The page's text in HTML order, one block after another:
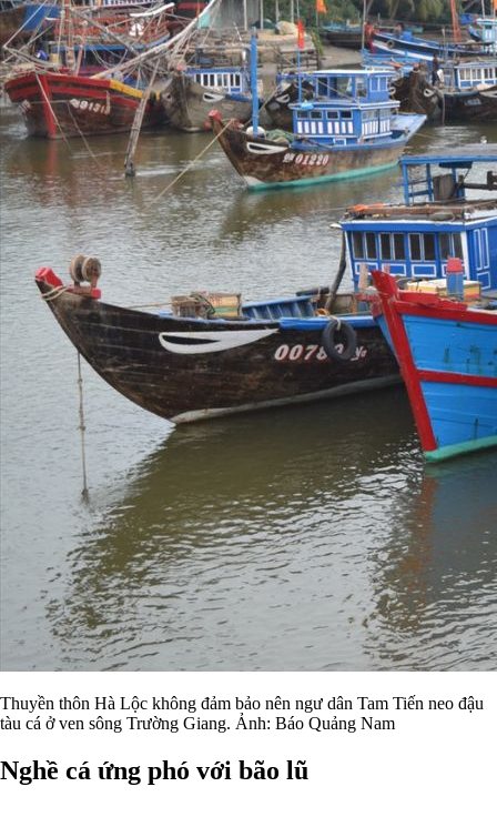
Thuyền thôn Hà Lộc không đảm bảo nên ngư dân Tam Tiến neo đậu
tàu cá ở ven sông Trường Giang. Ảnh: Báo Quảng Nam
Nghề cá ứng phó với bão lũ